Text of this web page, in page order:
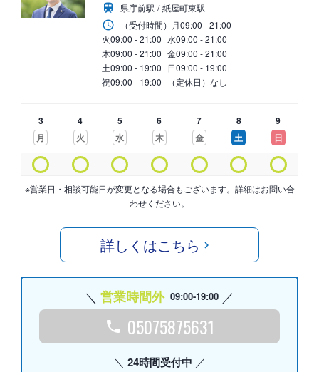
県庁前駅
紙屋町東駅
（受付時間） 月09:00 - 21:00
火09:00 - 21:00 水09:00 - 21:00
木09:00 - 21:00 金09:00 - 21:00
土09:00 - 19:00 日09:00 - 19:00
祝09:00 - 19:00 （定休日）なし
3
月
4
火
5
水
6
木
7
金
8
土
9
日
※営業日・相談可能日が変更となる場合もございます。詳細はお問い合
わせください。
詳しくはこちら
営業時間外 09:00-19:00
05075875631
24時間受付中